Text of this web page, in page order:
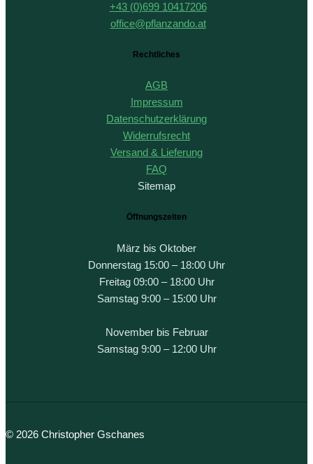
+43 (0)699 10417206
office@pflanzando.at
Rechtliches
AGB
Impressum
Datenschutzerklärung
Widerrufsrecht
Versand & Lieferung
FAQ
Sitemap
Öffnungszeiten
März bis Oktober
Donnerstag 15:00 – 18:00 Uhr
Freitag 09:00 – 18:00 Uhr
Samstag 9:00 – 15:00 Uhr
November bis Februar
Samstag 9:00 – 12:00 Uhr
© 2026 Christopher Gschanes